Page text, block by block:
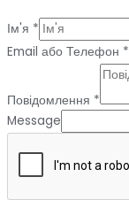
Ім'я *
Email або Телефон *
Повідомлення *
Message